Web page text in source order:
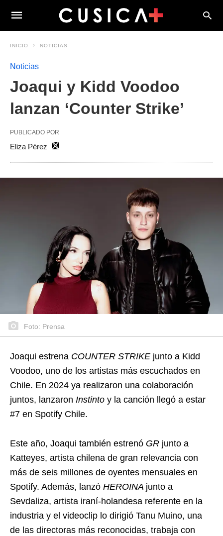
INICIO NOTICIAS
Noticias
Joaqui y Kidd Voodoo
lanzan ‘Counter Strike’
PUBLICADO POR
Eliza Pérez
Foto: Prensa
Joaqui estrena COUNTER STRIKE junto a Kidd
Voodoo, uno de los artistas más escuchados en
Chile. En 2024 ya realizaron una colaboración
juntos, lanzaron Instinto y la canción llegó a estar
#7 en Spotify Chile.
Este año, Joaqui también estrenó GR junto a
Katteyes, artista chilena de gran relevancia con
más de seis millones de oyentes mensuales en
Spotify. Además, lanzó HEROINA junto a
Sevdaliza, artista iraní-holandesa referente en la
industria y el videoclip lo dirigió Tanu Muino, una
de las directoras más reconocidas, trabaja con